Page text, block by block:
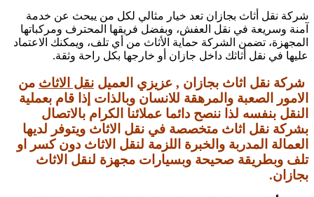
شركة نقل أثاث بجازان تعد خيار مثالي لكل من يبحث عن خدمة
آمنة وسريعة في نقل العفش، وبفضل فريقها المحترف ومركباتها
المجهزة، تضمن الشركة حماية الأثاث من أي تلف، ويمكنك الاعتماد
عليها في نقل أثاثك داخل جازان أو خارجها بكل راحة وثقة.
شركة نقل اثاث بجازان , عزيزي العميل نقل الاثاث من
الامور الصعبة والمرهقة للانسان وبالذات إذا قام بعملية
النقل بنفسه لذا ننصح دائما عملائنا الكرام بالاتصال
بشركة نقل اثاث متخصصة في نقل الاثاث ويتوفر لديها
العمالة المدربة والخبرة اللزمة لنقل الاثاث دون كسر او
تلف وبطريقة صحيحة وبسيارات مجهزة لنقل الاثاث
بجازان.